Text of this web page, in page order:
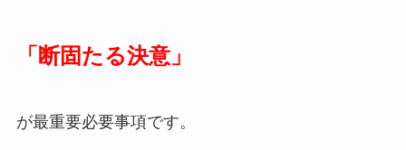
「断固たる決意」
が最重要必要事項です。